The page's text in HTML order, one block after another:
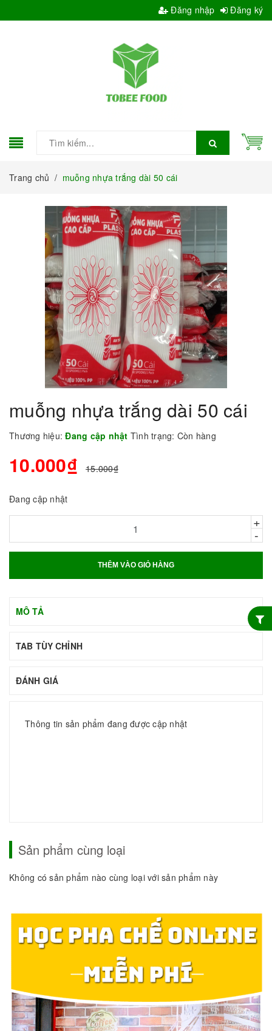
Đăng nhập Đăng ký
Trang chủ / muỗng nhựa trắng dài 50 cái
muỗng nhựa trắng dài 50 cái
Thương hiệu: Đang cập nhật Tình trạng: Còn hàng
10.000₫ 15.000₫
Đang cập nhật
+
-
THÊM VÀO GIỎ HÀNG
MÔ TẢ
TAB TÙY CHỈNH
ĐÁNH GIÁ
Thông tin sản phẩm đang được cập nhật
Sản phẩm cùng loại
Không có sản phẩm nào cùng loại với sản phẩm này